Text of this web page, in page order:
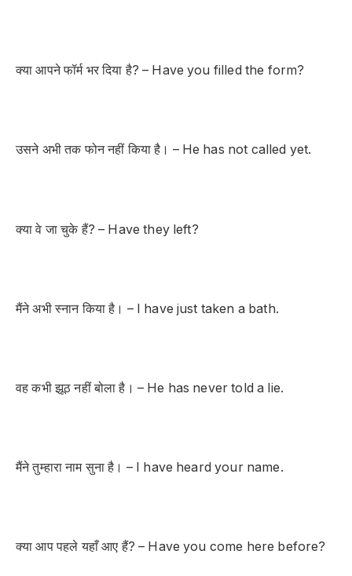
क्या आपने फॉर्म भर दिया है? – Have you filled the form?
उसने अभी तक फोन नहीं किया है। – He has not called yet.
क्या वे जा चुके हैं? – Have they left?
मैंने अभी स्नान किया है। – I have just taken a bath.
वह कभी झूठ नहीं बोला है। – He has never told a lie.
मैंने तुम्हारा नाम सुना है। – I have heard your name.
क्या आप पहले यहाँ आए हैं? – Have you come here before?